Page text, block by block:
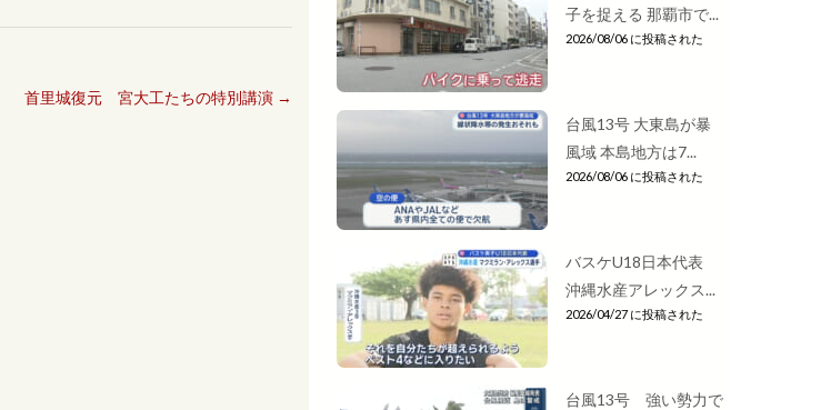
首里城復元 宮大工たちの特別講演 →
子を捉える 那覇市で...
2026/08/06 に投稿された
台風13号 大東島が暴
風域 本島地方は7...
2026/08/06 に投稿された
バスケU18日本代表
沖縄水産アレックス...
2026/04/27 に投稿された
台風13号 強い勢力で